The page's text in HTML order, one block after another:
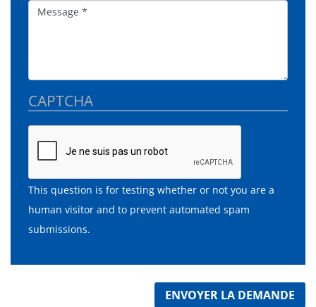
Message
CAPTCHA
This question is for testing whether or not you are a
human visitor and to prevent automated spam
submissions.
ENVOYER LA DEMANDE